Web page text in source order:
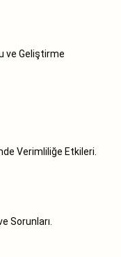
ve Geliştirme
Verimliliğe Etkileri.
Sorunları.